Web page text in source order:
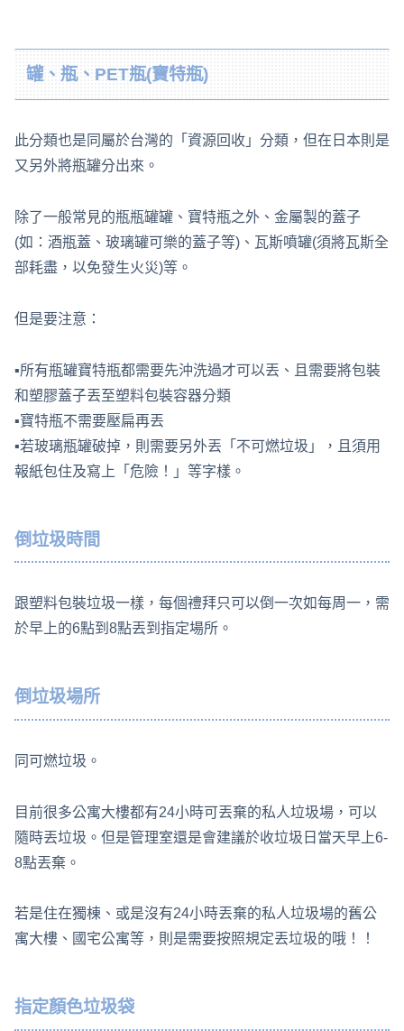
罐、瓶、PET瓶(寶特瓶)
此分類也是同屬於台灣的「資源回收」分類，但在日本則是
又另外將瓶罐分出來。
除了一般常見的瓶瓶罐罐、寶特瓶之外、金屬製的蓋子
(如：酒瓶蓋、玻璃罐可樂的蓋子等)、瓦斯噴罐(須將瓦斯全
部耗盡，以免發生火災)等。
但是要注意：
▪所有瓶罐寶特瓶都需要先沖洗過才可以丟、且需要將包裝
和塑膠蓋子丟至塑料包裝容器分類
▪寶特瓶不需要壓扁再丟
▪若玻璃瓶罐破掉，則需要另外丟「不可燃垃圾」，且須用
報紙包住及寫上「危險！」等字樣。
倒垃圾時間
跟塑料包裝垃圾一樣，每個禮拜只可以倒一次如每周一，需
於早上的6點到8點丟到指定場所。
倒垃圾場所
同可燃垃圾。
目前很多公寓大樓都有24小時可丟棄的私人垃圾場，可以
隨時丟垃圾。但是管理室還是會建議於收垃圾日當天早上6-
8點丟棄。
若是住在獨棟、或是沒有24小時丟棄的私人垃圾場的舊公
寓大樓、國宅公寓等，則是需要按照規定丟垃圾的哦！！
指定顏色垃圾袋